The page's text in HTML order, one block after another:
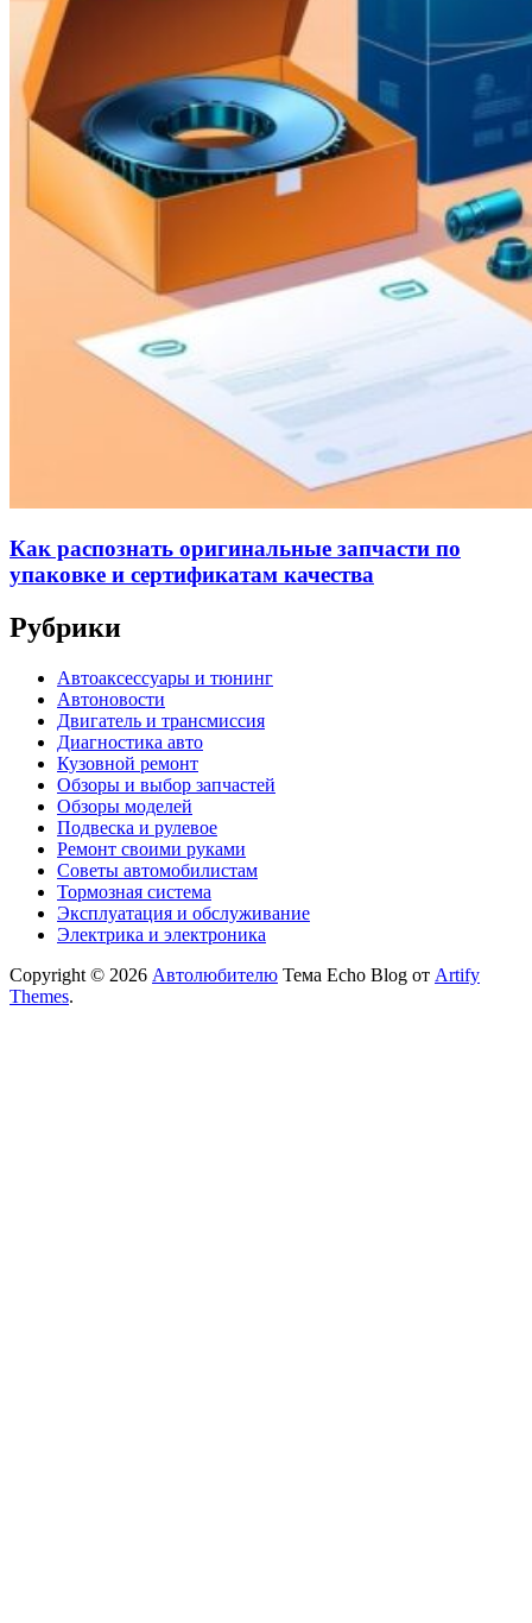
Как распознать оригинальные запчасти по
упаковке и сертификатам качества
Рубрики
Автоаксессуары и тюнинг
Автоновости
Двигатель и трансмиссия
Диагностика авто
Кузовной ремонт
Обзоры и выбор запчастей
Обзоры моделей
Подвеска и рулевое
Ремонт своими руками
Советы автомобилистам
Тормозная система
Эксплуатация и обслуживание
Электрика и электроника
Copyright © 2026 Автолюбителю Тема Echo Blog от Artify
Themes.